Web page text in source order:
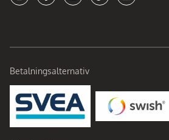
Betalningsalternativ